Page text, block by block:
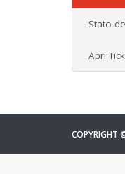
Stato
Apri
COPYRIGHT